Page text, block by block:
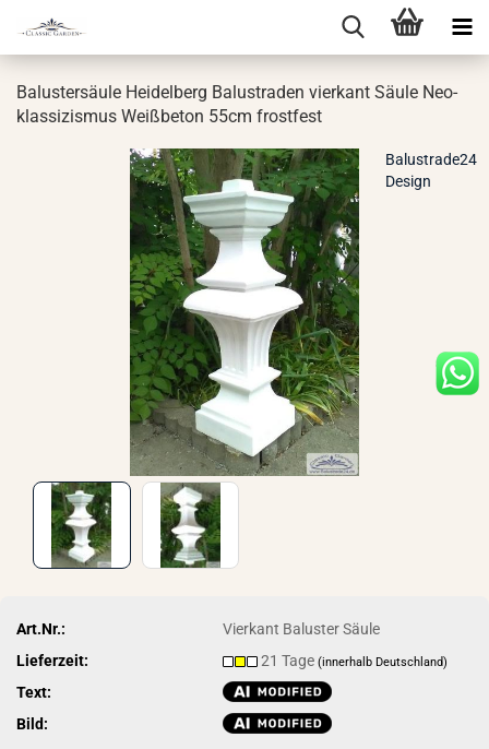
Ba­lus­ter­säu­le Hei­del­berg Ba­lus­tra­den vier­kant Säule Neo­
klas­si­zis­mus Weiß­be­ton 55cm frost­fest
Balustrade24
Design
Art.Nr.:
Vierkant Baluster Säule
Lieferzeit:
21 Tage(innerhalb Deutschland)
Text:
Bild: